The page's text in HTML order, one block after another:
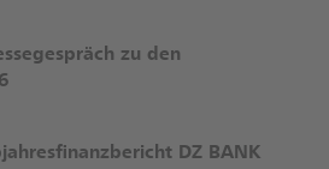
zu den
DZ BANK